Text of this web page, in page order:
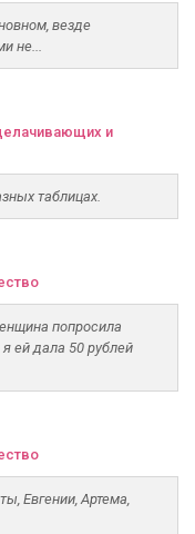
везде
не...
и
таблицах.
попросила
ей дала 50 рублей
Евгении, Артема,